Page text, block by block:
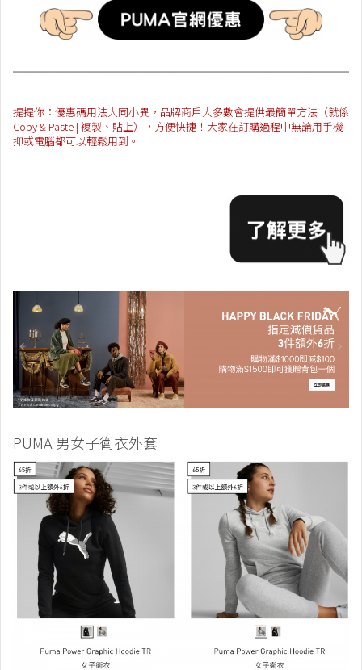
提提你：優惠碼用法大同小異，品牌商戶大多數會提供最簡單方法（就係
Copy & Paste | 複製、貼上），方便快捷！大家在訂購過程中無論用手機
抑或電腦都可以輕鬆用到。
PUMA 男女子衛衣外套